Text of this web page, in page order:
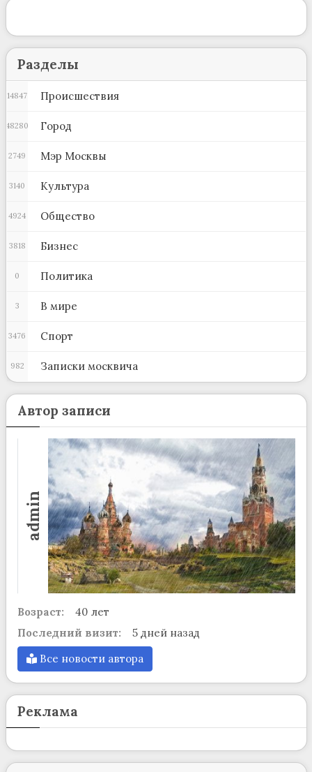
Разделы
Происшествия
14847
Город
48280
Мэр Москвы
2749
Культура
3140
Общество
4924
Бизнес
3818
Политика
0
В мире
3
Спорт
3476
Записки москвича
982
Автор записи
admin
Возраст:
40 лет
Последний визит:
5 дней назад
Все новости автора
Реклама